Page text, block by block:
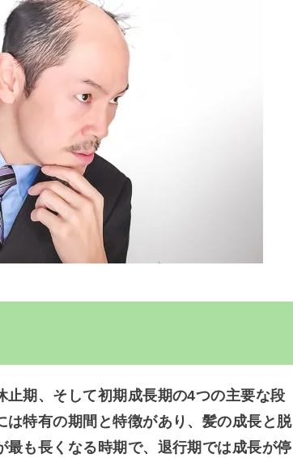
期、そして初期成長期の4つの主要な段
特有の期間と特徴があり、髪の成長と脱
も長くなる時期で、退行期では成長が停